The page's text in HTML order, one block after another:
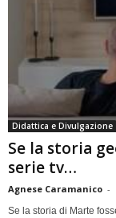
Didattica e Divulgazione
Se la storia
serie tv…
Agnese Caramanico -
Se la storia di Marte